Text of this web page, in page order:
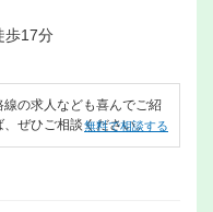
歩17分
の求人なども喜んでご紹
ぜひご相談ください。
無料で相談する